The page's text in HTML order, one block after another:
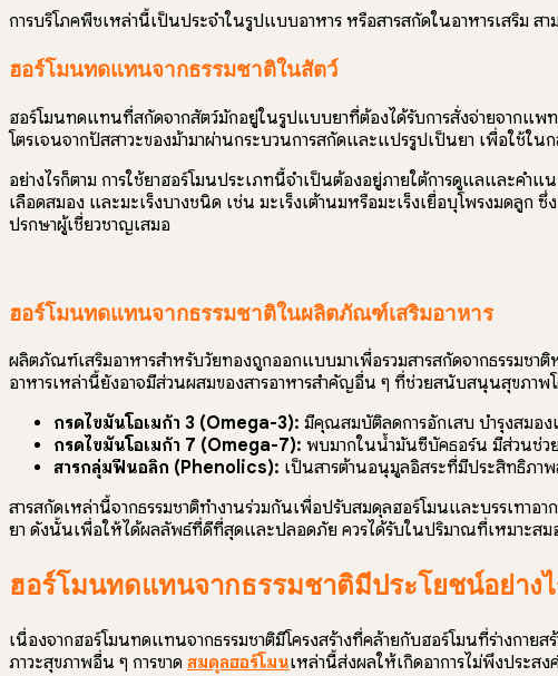
การบริโภคพืชเหล่านี้เป็นประจำในรูปแบบอาหาร หรือสารสกัดในอาหารเสริม ส
ฮอร์โมนทดแทนจากธรรมชาติในสัตว์
ฮอร์โมนทดแทนที่สกัดจากสัตว์มักอยู่ในรูปแบบยาที่ต้องได้รับการสั่งจ่ายจากแพ
โตรเจนจากปัสสาวะของม้ามาผ่านกระบวนการสกัดและแปรรูปเป็นยา เพื่อใช้ใ
อย่างไรก็ตาม การใช้ยาฮอร์โมนประเภทนี้จำเป็นต้องอยู่ภายใต้การดูแลและคำ
เลือดสมอง และมะเร็งบางชนิด เช่น มะเร็งเต้านมหรือมะเร็งเยื่อบุโพรงมดลูก
ปรึกษาผู้เชี่ยวชาญเสมอ
ฮอร์โมนทดแทนจากธรรมชาติในผลิตภัณฑ์เสริมอาหาร
ผลิตภัณฑ์เสริมอาหารสำหรับวัยทองถูกออกแบบมาเพื่อรวมสารสกัดจากธรรมช
อาหารเหล่านี้ยังอาจมีส่วนผสมของสารอาหารสำคัญอื่น ๆ ที่ช่วยสนับสนุนสุขภาพโ
กรดไขมันโอเมก้า 3 (Omega-3): มีคุณสมบัติลดการอักเสบ บำรุงสมอง
กรดไขมันโอเมก้า 7 (Omega-7): พบมากในน้ำมันซีบัคธอร์น มีส่วนช่ว
สารกลุ่มฟีนอลิก (Phenolics): เป็นสารต้านอนุมูลอิสระที่มีประสิทธิภาพ
สารสกัดเหล่านี้จากธรรมชาติทำงานร่วมกันเพื่อปรับสมดุลฮอร์โมนและบรรเทาอ
ยา ดังนั้นเพื่อให้ได้ผลลัพธ์ที่ดีที่สุดและปลอดภัย ควรได้รับในปริมาณที่เหมาะส
ฮอร์โมนทดแทนจากธรรมชาติมีประโยชน์อย่าง
เนื่องจากฮอร์โมนทดแทนจากธรรมชาติมีโครงสร้างที่คล้ายกับฮอร์โมนที่ร่างกาย
ภาวะสุขภาพอื่น ๆ การขาด สมดุลฮอร์โมนเหล่านี้ส่งผลให้เกิดอาการไม่พึงประสง